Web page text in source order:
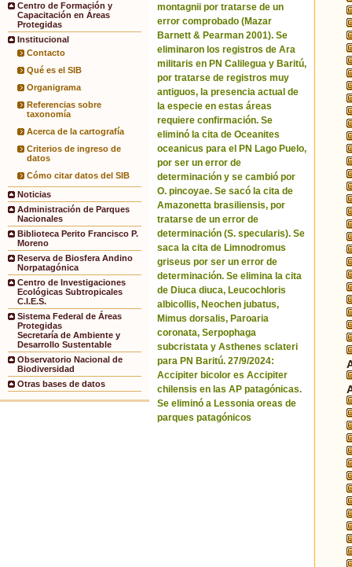
Centro de Formación y
Capacitación en Áreas
Protegidas
Institucional
Contacto
Qué es el SIB
Organigrama
Referencias sobre
taxonomía
Acerca de la cartografía
Criterios de ingreso de
datos
Cómo citar datos del SIB
Noticias
Administración de Parques
Nacionales
Biblioteca Perito Francisco P.
Moreno
Reserva de Biosfera Andino
Norpatagónica
Centro de Investigaciones
Ecológicas Subtropicales
C.I.E.S.
Sistema Federal de Áreas
Protegidas
Secretaría de Ambiente y
Desarrollo Sustentable
Observatorio Nacional de
Biodiversidad
Otras bases de datos
montagnii por tratarse de un
error comprobado (Mazar
Barnett & Pearman 2001). Se
eliminaron los registros de Ara
militaris en PN Calilegua y Baritú,
por tratarse de registros muy
antiguos, la presencia actual de
la especie en estas áreas
requiere confirmación. Se
eliminó la cita de Oceanites
oceanicus para el PN Lago Puelo,
por ser un error de
determinación y se cambió por
O. pincoyae. Se sacó la cita de
Amazonetta brasiliensis, por
tratarse de un error de
determinación (S. specularis). Se
saca la cita de Limnodromus
griseus por ser un error de
determinación. Se elimina la cita
de Diuca diuca, Leucochloris
albicollis, Neochen jubatus,
Mimus dorsalis, Paroaria
coronata, Serpophaga
subcristata y Asthenes sclateri
para PN Baritú. 27/9/2024:
Accipiter bicolor es Accipiter
chilensis en las AP patagónicas.
Se eliminó a Lessonia oreas de
parques patagónicos